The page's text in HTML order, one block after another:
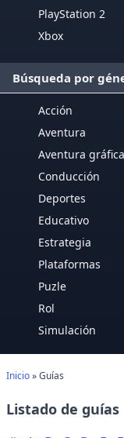
PlayStation 2
Xbox
Búsqueda por
Acción
Aventura
Aventura gráfica
Conducción
Deportes
Educativo
Estrategia
Plataformas
Puzle
Rol
Simulación
Inicio» Guías
Listado de guías